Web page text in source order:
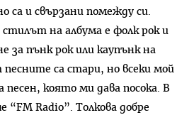
са и свързани помежду си.
на албума е фолк рок и
за пънк рок или каупънк на
са стари, но всеки мой
песен, която ми дава посока. В
“FM Radio”. Толкова добре